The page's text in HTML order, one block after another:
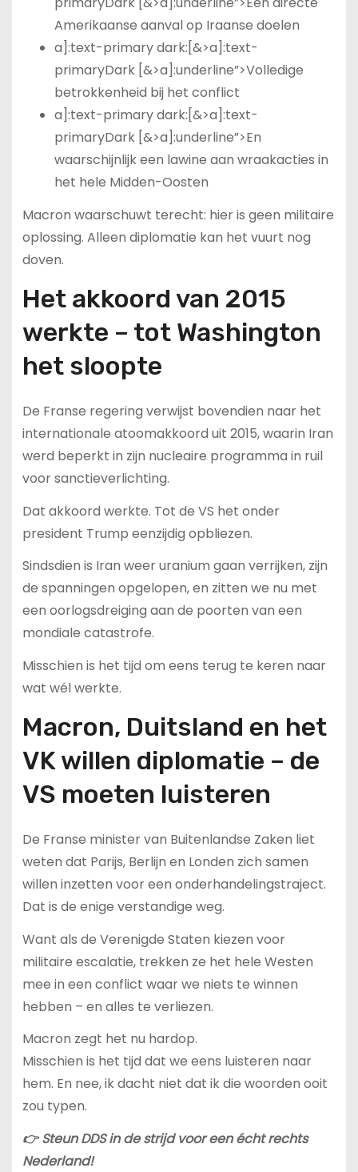
Amerikaanse aanval op Iraanse doelen
a]:text-primary dark:[&>a]:text-
primaryDark [&>a]:underline”>Volledige
betrokkenheid bij het conflict
a]:text-primary dark:[&>a]:text-
primaryDark [&>a]:underline”>En
waarschijnlijk een lawine aan wraakacties in
het hele Midden-Oosten
Macron waarschuwt terecht: hier is geen militaire
oplossing. Alleen diplomatie kan het vuurt nog
doven.
Het akkoord van 2015
werkte – tot Washington
het sloopte
De Franse regering verwijst bovendien naar het
internationale atoomakkoord uit 2015, waarin Iran
werd beperkt in zijn nucleaire programma in ruil
voor sanctieverlichting.
Dat akkoord werkte. Tot de VS het onder
president Trump eenzijdig opbliezen.
Sindsdien is Iran weer uranium gaan verrijken, zijn
de spanningen opgelopen, en zitten we nu met
een oorlogsdreiging aan de poorten van een
mondiale catastrofe.
Misschien is het tijd om eens terug te keren naar
wat wél werkte.
Macron, Duitsland en het
VK willen diplomatie – de
VS moeten luisteren
De Franse minister van Buitenlandse Zaken liet
weten dat Parijs, Berlijn en Londen zich samen
willen inzetten voor een onderhandelingstraject.
Dat is de enige verstandige weg.
Want als de Verenigde Staten kiezen voor
militaire escalatie, trekken ze het hele Westen
mee in een conflict waar we niets te winnen
hebben – en alles te verliezen.
Macron zegt het nu hardop.
Misschien is het tijd dat we eens luisteren naar
hem. En nee, ik dacht niet dat ik die woorden ooit
zou typen.
👉 Steun DDS in de strijd voor een écht rechts
Nederland!